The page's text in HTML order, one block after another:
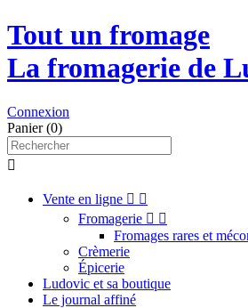
Tout un fromage
La fromagerie de
Connexion
Panier (0)

Vente en ligne  
Fromagerie  
Fromages rares et
Crèmerie
Épicerie
Ludovic et sa boutique
Le journal affiné